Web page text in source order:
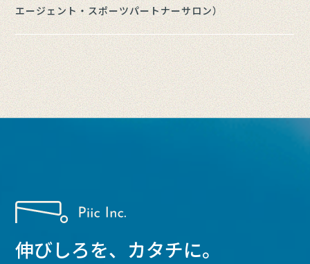
エージェント・スポーツパートナーサロン）
伸びしろを、カタチに。